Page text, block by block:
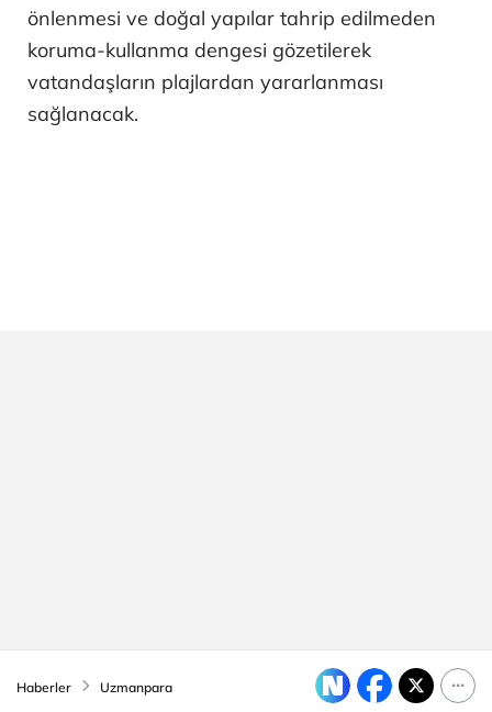
önlenmesi ve doğal yapılar tahrip edilmeden
koruma-kullanma dengesi gözetilerek
vatandaşların plajlardan yararlanması
sağlanacak.
Haberler Uzmanpara